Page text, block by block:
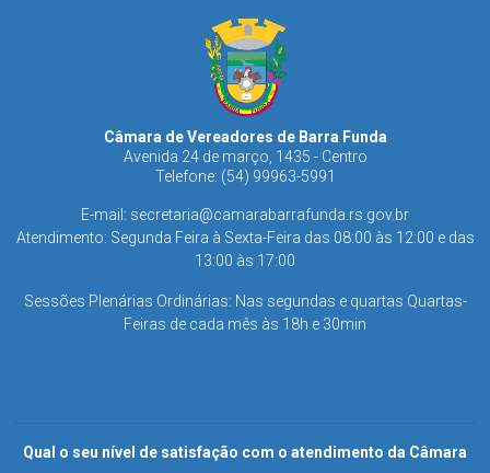
Câmara de Vereadores de Barra Funda
Avenida 24 de março, 1435 - Centro
Telefone: (54) 99963-5991
E-mail: secretaria@camarabarrafunda.rs.gov.br
Atendimento: Segunda Feira à Sexta-Feira das 08:00 às 12:00 e das
13:00 às 17:00
Sessões Plenárias Ordinárias: Nas segundas e quartas Quartas-
Feiras de cada mês às 18h e 30min
Qual o seu nível de satisfação com o atendimento da Câmara